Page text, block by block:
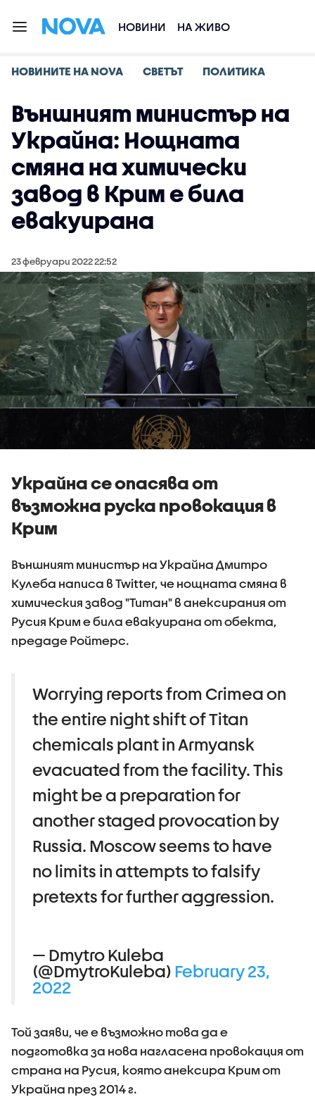
НОВИНИ НА ЖИВО
НОВИНИТЕ НА NOVA СВЕТЪТ ПОЛИТИКА
Външният министър на
Украйна: Нощната
смяна на химически
завод в Крим е била
евакуирана
23 февруари 2022 22:52
Украйна се опасява от
възможна руска провокация в
Крим
Външният министър на Украйна Дмитро
Кулеба написа в Twitter, че нощната смяна в
химическия завод "Титан" в анексирания от
Русия Крим е била евакуирана от обекта,
предаде Ройтерс.
Worrying reports from Crimea on
the entire night shift of Titan
chemicals plant in Armyansk
evacuated from the facility. This
might be a preparation for
another staged provocation by
Russia. Moscow seems to have
no limits in attempts to falsify
pretexts for further aggression.
— Dmytro Kuleba
(@DmytroKuleba) February 23,
2022
Той заяви, че е възможно това да е
подготовка за нова нагласена провокация от
страна на Русия, която анексира Крим от
Украйна през 2014 г.